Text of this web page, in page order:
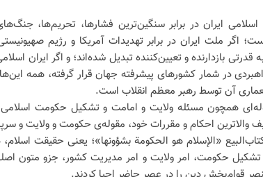
اسلامی ایران در برابر سنگین‌ترین فشارها، تحریم‌ها،
اگر ملت ایران در برابر تهدیدات آمریکا و رژیم
قدرتی بازدارنده و تعیین‌کننده تبدیل شده‌اند؛ و اگر ایران
در شمار کشورهای پیشرفته جهان قرار گرفته، همه این‌ها
آن توسط رهبر معظم انقلاب است.
همچون مسئله ولایت و امامت و تشکیل حکومت اسلامی،
والاترین احکام و مقررات خود، مقوله‌ی حکومت و ولایت و
«الإسلام‏ هو الحکومة بشؤونها»؛ یعنی حقیقت
حکومت، امر ولایت و امر مدیریت کشور، جزو متون